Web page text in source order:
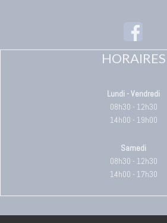
HORAIRES
Lundi - Vendredi
08h30 - 12h30
14h00 - 19h00
Samedi
08h30 - 12h30
14h00 - 17h30